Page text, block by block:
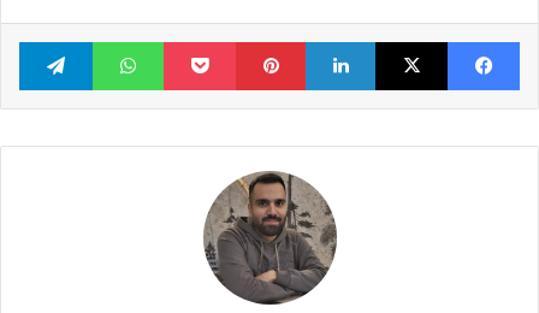
فیس بوک X لینکدین ‫پین‌ترست پاکت واتس آپ